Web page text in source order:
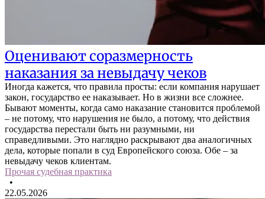
Оценивают соразмерность
наказания за невыдачу чеков
Иногда кажется, что правила просты: если компания нарушает
закон, государство ее наказывает. Но в жизни все сложнее.
Бывают моменты, когда само наказание становится проблемой
– не потому, что нарушения не было, а потому, что действия
государства перестали быть ни разумными, ни
справедливыми. Это наглядно раскрывают два аналогичных
дела, которые попали в суд Европейского союза. Обе – за
невыдачу чеков клиентам.
Прочая судебная практика
•
22.05.2026